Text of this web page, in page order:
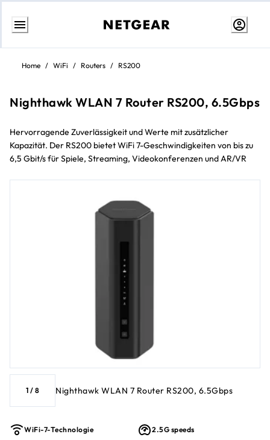
Weiter
InhaltHome / WiFi / Routers / RS200
Nighthawk WLAN 7 Router RS200, 6.5Gbps
Hervorragende Zuverlässigkeit und Werte mit zusätzlicher
Kapazität. Der RS200 bietet WiFi 7-Geschwindigkeiten von bis zu
6,5 Gbit/s für Spiele, Streaming, Videokonferenzen und AR/VR
1 / 8 Nighthawk WLAN 7 Router RS200, 6.5Gbps
WiFi-7-Technologie 2.5G speeds